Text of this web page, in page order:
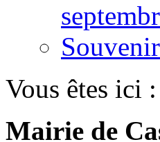
Vous êtes ici :
Mairie de